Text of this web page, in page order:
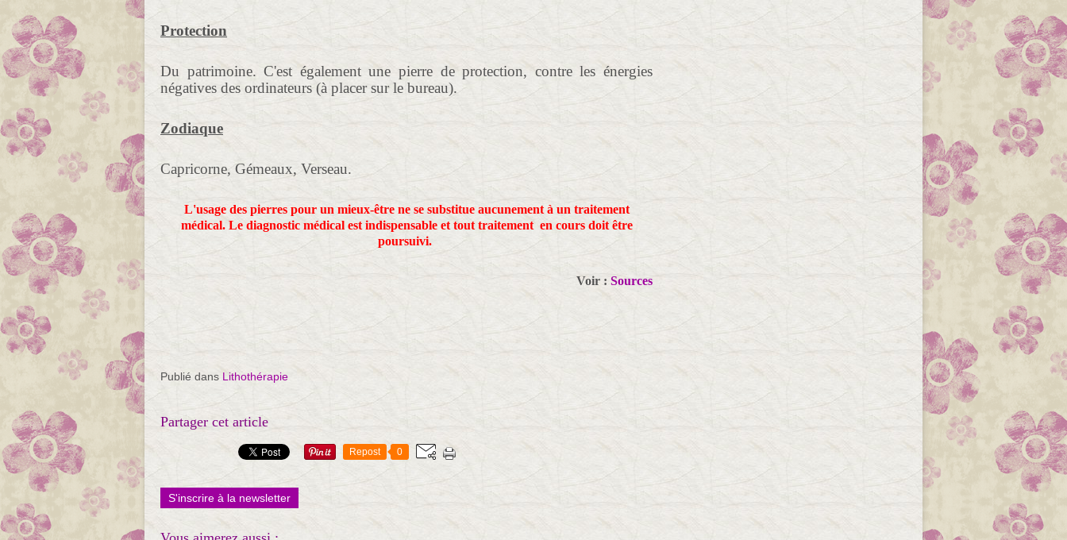
Protection
Du patrimoine. C'est également une pierre de protection, contre les énergies
négatives des ordinateurs (à placer sur le bureau).
Zodiaque
Capricorne, Gémeaux, Verseau.
L'usage des pierres pour un mieux-être ne se substitue aucunement à un traitement
médical. Le diagnostic médical est indispensable et tout traitement en cours doit être
poursuivi.
Voir : Sources
Publié dans Lithothérapie
Partager cet article
Repost 0
S'inscrire à la newsletter